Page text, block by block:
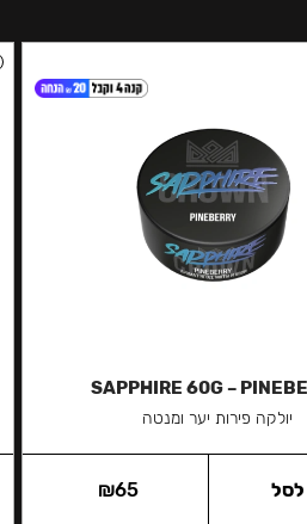
SAPPHIRE 60G –
יולקה פירות יער ומנטה
₪65 לסל